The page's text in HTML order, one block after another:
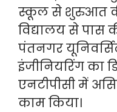
स्कूल से शुरुआत
विद्यालय से पास
पंतनगर
इंजीनियरिंग का
एनटीपीसी में
काम किया।